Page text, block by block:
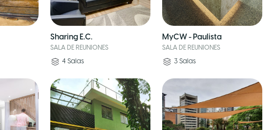
Sharing E.C.
SALA DE REUNIONES
4 Salas
MyCW - Paulista
SALA DE REUNIONES
3 Salas